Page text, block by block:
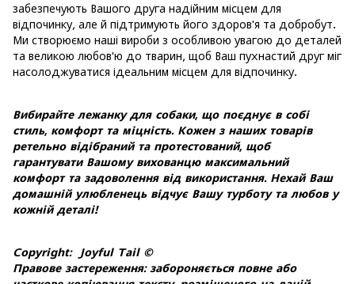
забезпечують Вашого друга надійним місцем для
відпочинку, але й підтримують його здоров'я та добробут.
Ми створюємо наші вироби з особливою увагою до деталей
та великою любов'ю до тварин, щоб Ваш пухнастий друг міг
насолоджуватися ідеальним місцем для відпочинку.
Вибирайте лежанку для собаки, що поєднує в собі
стиль, комфорт та міцність. Кожен з наших товарів
ретельно відібраний та протестований, щоб
гарантувати Вашому вихованцю максимальний
комфорт та задоволення від використання. Нехай Ваш
домашній улюбленець відчує Вашу турботу та любов у
кожній деталі!
Copyright: Joyful Tail ©
Правове застереження: забороняється повне або